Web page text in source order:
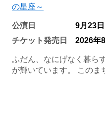
の星座～
公演日
9月23日
チケット発売日
2026年
ふだん、なにげなく暮ら
が輝いています。 このま